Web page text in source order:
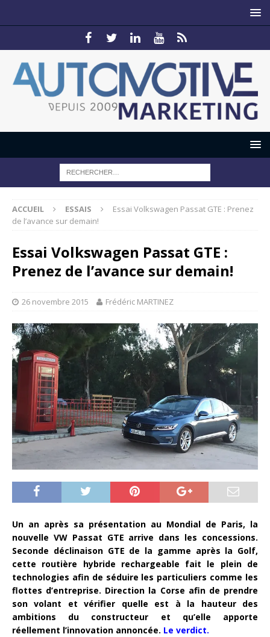
ACCUEIL ESSAIS
Essai Volkswagen Passat GTE : Prenez
de l’avance sur demain!
Essai Volkswagen Passat GTE :
Prenez de l’avance sur demain!
26 novembre 2015 Frédéric MARTINEZ
Un an après sa présentation au Mondial de Paris, la
nouvelle VW Passat GTE arrive dans les concessions.
Seconde déclinaison GTE de la gamme après la Golf,
cette routière hybride rechargeable fait le plein de
technologies afin de séduire les particuliers comme les
flottes d’entreprise. Direction la Corse afin de prendre
son volant et vérifier quelle est à la hauteur des
ambitions du constructeur et qu’elle apporte
réellement l’innovation annoncée. Le verdict.